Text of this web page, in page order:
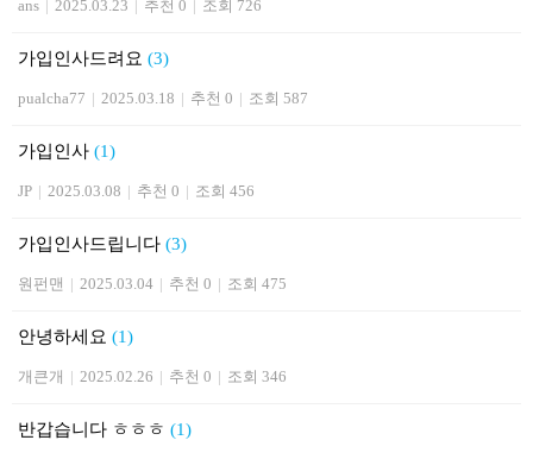
ans | 2025.03.23 | 추천 0 | 조회 726
가입인사드려요 (3)
pualcha77 | 2025.03.18 | 추천 0 | 조회 587
가입인사 (1)
JP | 2025.03.08 | 추천 0 | 조회 456
가입인사드립니다 (3)
원펀맨 | 2025.03.04 | 추천 0 | 조회 475
안녕하세요 (1)
개큰개 | 2025.02.26 | 추천 0 | 조회 346
반갑습니다 ㅎㅎㅎ (1)